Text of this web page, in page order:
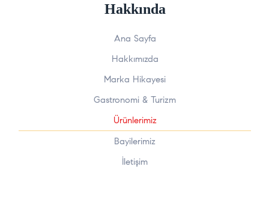
Hakkında
Ana Sayfa
Hakkımızda
Marka Hikayesi
Gastronomi & Turizm
Ürünlerimiz
Bayilerimiz
İletişim